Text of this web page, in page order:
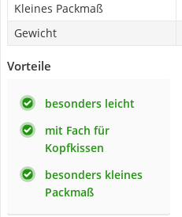
Kleines Packmaß
Gewicht
Vorteile
besonders leicht
mit Fach für
Kopfkissen
besonders kleines
Packmaß